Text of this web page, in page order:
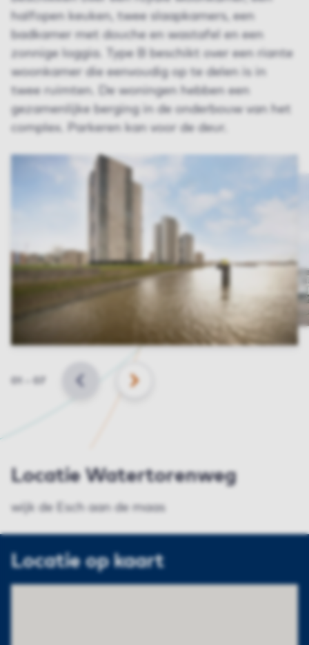
halfopen keuken, twee slaapkamers, een
badkamer met douche en wastafel en een
zonnige loggia. Type B beschikt over een riante
woonkamer die eenvoudig op te delen is in
twee ruimten. De woningen hebben een
gezamenlijke berging in de onderbouw van het
complex. Parkeren kan voor de deur.
Slide
VORIGE VOLGENDE
Locatie Watertorenweg
wijk de Esch aan de maas
Locatie op kaart